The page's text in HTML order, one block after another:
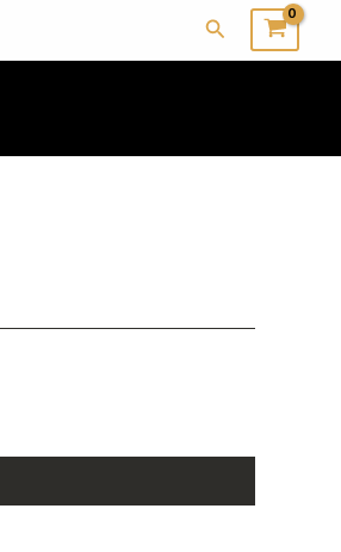
Paieška